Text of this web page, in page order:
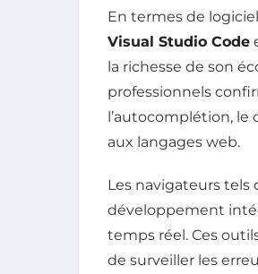
En termes de
Visual Studio Code
la richesse de son
professionnels
l’autocomplétion,
aux langages web.
Les navigateurs tels
développement
temps réel. Ces
de surveiller les